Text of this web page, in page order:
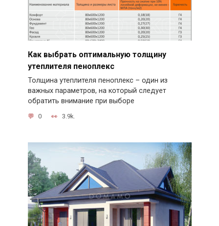
Как выбрать оптимальную толщину
утеплителя пеноплекс
Толщина утеплителя пеноплекс – один из
важных параметров, на который следует
обратить внимание при выборе
0 3.9k.